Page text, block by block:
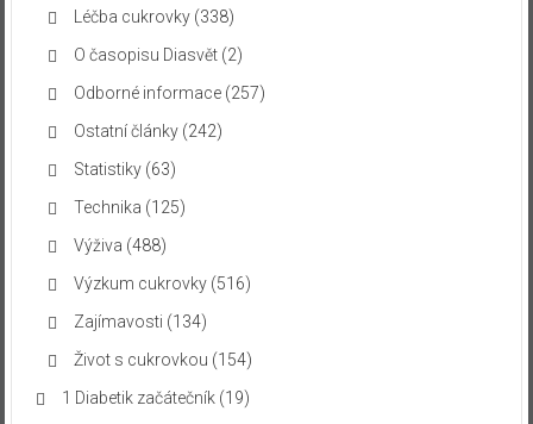
Léčba cukrovky(338)
O časopisu Diasvět(2)
Odborné informace(257)
Ostatní články(242)
Statistiky(63)
Technika (125)
Výživa (488)
Výzkum cukrovky(516)
Zajímavosti (134)
Život s cukrovkou (154)
1 Diabetik začátečník(19)